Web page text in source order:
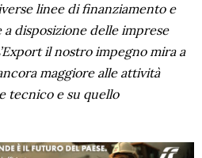
linee di finanziamento e
disposizione delle imprese
il nostro impegno mira a
maggiore alle attività
tecnico e su quello